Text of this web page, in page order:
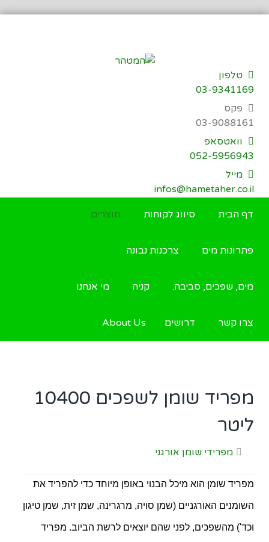
דילוג
טלפון
03-9341169
פקס
03-9088161
וואטסאפ
052-5956943
מייל
infos@hametaher.co.il
דף הבית סיווג לקוחות מוצרים
פתרונות מים צרכנות נבונה
מים, שפכים, סביבה. קניה מי אנחנו
צרו קשר דרושים About Us
מפריד שומן לשפכים 10400
ליטר
מפרידי שומן אורגני
מפריד שומן הוא מיכל הבנוי באופן מיוחד כדי להפריד את
השומנים האורגניים (שמן סויה, מרגרינה, שמן זית, שמן טיגון
וכד') מהשפכים, לפני שהם יוצאים לרשת הביוב. מפריד